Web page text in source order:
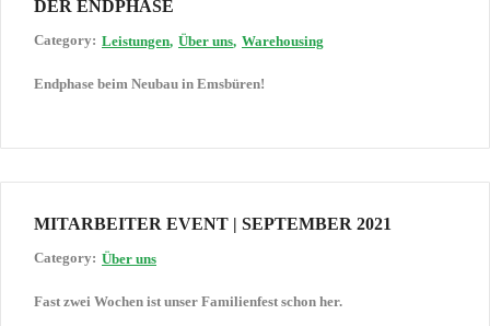
DER ENDPHASE
Category: Leistungen Über uns Warehousing
Endphase beim Neubau in Emsbüren!
MITARBEITER EVENT | SEPTEMBER 2021
Category: Über uns
Fast zwei Wochen ist unser Familienfest schon her.